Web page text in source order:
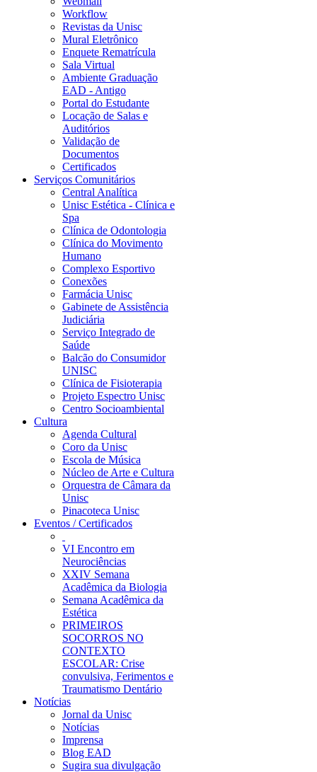
Workflow
Revistas da Unisc
Mural Eletrônico
Enquete Rematrícula
Sala Virtual
Ambiente Graduação
EAD - Antigo
Portal do Estudante
Locação de Salas e
Auditórios
Validação de
Documentos
Certificados
Serviços Comunitários
Central Analítica
Unisc Estética - Clínica e
Spa
Clínica de Odontologia
Clínica do Movimento
Humano
Complexo Esportivo
Conexões
Farmácia Unisc
Gabinete de Assistência
Judiciária
Serviço Integrado de
Saúde
Balcão do Consumidor
UNISC
Clínica de Fisioterapia
Projeto Espectro Unisc
Centro Socioambiental
Cultura
Agenda Cultural
Coro da Unisc
Escola de Música
Núcleo de Arte e Cultura
Orquestra de Câmara da
Unisc
Pinacoteca Unisc
Eventos / Certificados
VI Encontro em
Neurociências
XXIV Semana
Acadêmica da Biologia
Semana Acadêmica da
Estética
PRIMEIROS
SOCORROS NO
CONTEXTO
ESCOLAR: Crise
convulsiva, Ferimentos e
Traumatismo Dentário
Notícias
Jornal da Unisc
Notícias
Imprensa
Blog EAD
Sugira sua divulgação